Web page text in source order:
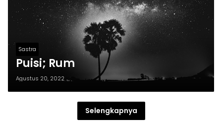
Sastra
Puisi; Rum
Agustus 20, 2022
Selengkapnya